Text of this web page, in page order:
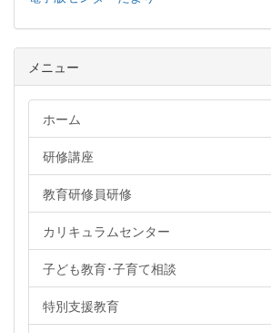
メニュー
ホーム
研修講座
教育研修員研修
カリキュラムセンター
子ども教育･子育て相談
特別支援教育